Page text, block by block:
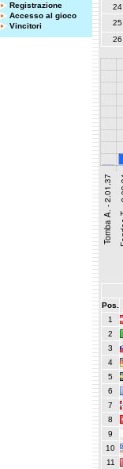
Registrazione
Accesso al gioco
Vincitori
24
25
26
Pos.
1
2
3
4
5
6
7
8
9
10
11